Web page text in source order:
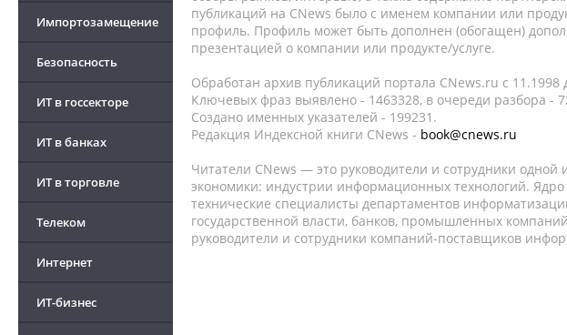
Импортозамещение
Безопасность
ИТ в госсекторе
ИТ в банках
ИТ в торговле
Телеком
Интернет
ИТ-бизнес
публикаций на CNews было с именем компании или
профиль. Профиль может быть дополнен (обогащен)
презентацией о компании или продукте/услуге.
Обработан архив публикаций портала CNews.ru c 11.1998
Ключевых фраз выявлено - 1463328, в очереди разбора -
Создано именных указателей - 199231.
Редакция Индексной книги CNews - book@cnews.ru
Читатели CNews — это руководители и сотрудники
экономики: индустрии информационных технологий.
технические специалисты департаментов
государственной власти, банков, промышленных
руководители и сотрудники компаний-поставщиков